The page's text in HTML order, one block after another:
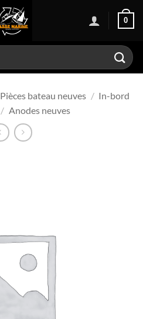
0
Pièces bateau neuves / In-bord
/ Anodes neuves